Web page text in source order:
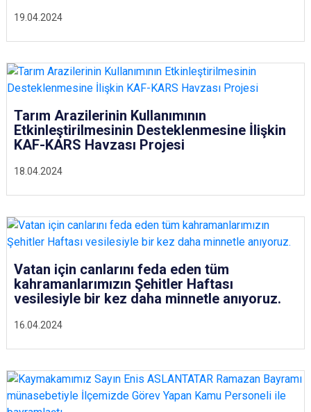
19.04.2024
18.04.2024
Tarım Arazilerinin Kullanımının
Etkinleştirilmesinin Desteklenmesine İlişkin
KAF-KARS Havzası Projesi
16.04.2024
Vatan için canlarını feda eden tüm
kahramanlarımızın Şehitler Haftası
vesilesiyle bir kez daha minnetle anıyoruz.